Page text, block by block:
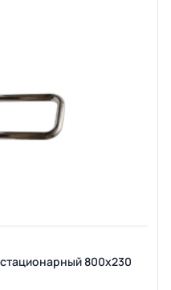
800х230